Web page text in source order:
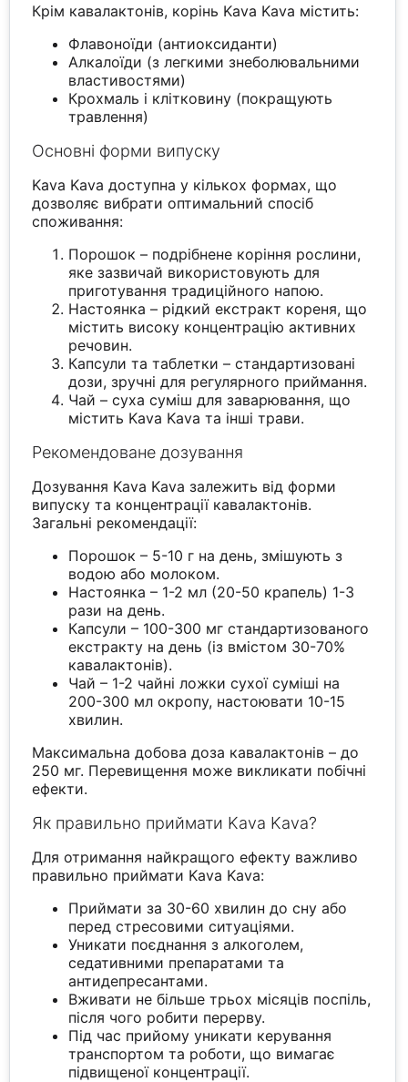
Крім кавалактонів, корінь Kava Kava містить:
Флавоноїди (антиоксиданти)
Алкалоїди (з легкими знеболювальними
властивостями)
Крохмаль і клітковину (покращують
травлення)
Основні форми випуску
Kava Kava доступна у кількох формах, що
дозволяє вибрати оптимальний спосіб
споживання:
Порошок – подрібнене коріння рослини,
яке зазвичай використовують для
приготування традиційного напою.
Настоянка – рідкий екстракт кореня, що
містить високу концентрацію активних
речовин.
Капсули та таблетки – стандартизовані
дози, зручні для регулярного приймання.
Чай – суха суміш для заварювання, що
містить Kava Kava та інші трави.
Рекомендоване дозування
Дозування Kava Kava залежить від форми
випуску та концентрації кавалактонів.
Загальні рекомендації:
Порошок – 5-10 г на день, змішують з
водою або молоком.
Настоянка – 1-2 мл (20-50 крапель) 1-3
рази на день.
Капсули – 100-300 мг стандартизованого
екстракту на день (із вмістом 30-70%
кавалактонів).
Чай – 1-2 чайні ложки сухої суміші на
200-300 мл окропу, настоювати 10-15
хвилин.
Максимальна добова доза кавалактонів – до
250 мг. Перевищення може викликати побічні
ефекти.
Як правильно приймати Kava Kava?
Для отримання найкращого ефекту важливо
правильно приймати Kava Kava:
Приймати за 30-60 хвилин до сну або
перед стресовими ситуаціями.
Уникати поєднання з алкоголем,
седативними препаратами та
антидепресантами.
Вживати не більше трьох місяців поспіль,
після чого робити перерву.
Під час прийому уникати керування
транспортом та роботи, що вимагає
підвищеної концентрації.